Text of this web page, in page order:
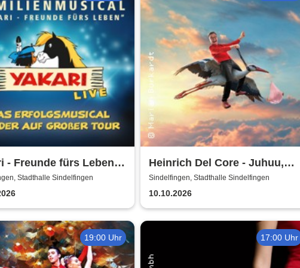
- Freunde fürs Leben -
für die ganze
Stadthalle Sindelfingen
Heinrich Del Core - Juhuu,
meine Frau wird Oma
Sindelfingen, Stadthalle Sindelfingen
10.10.2026
19:00 Uhr 17:00 Uhr